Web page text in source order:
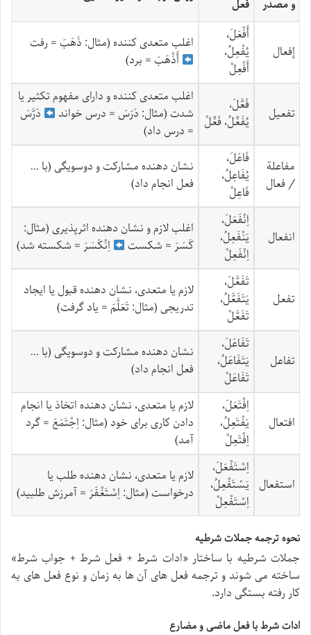
و مصدر فعل
إفعال
أَفْعَلَ،
یُفْعِلُ،
أَفْعِلْ
اغلب متعدی کننده (مثال: ذَهَبَ = رفت
أَذْهَبَ = برد)
تفعیل
فَعَّلَ،
یُفَعِّلُ، فَعِّلْ
اغلب متعدی کننده و دارای مفهوم تکثیر یا
شدت (مثال: دَرَسَ = درس خواند
دَرَّسَ
= درس داد)
مفاعلة
/ فعال
فَاعَلَ،
یُفَاعِلُ،
فَاعِلْ
نشان دهنده مشارکت و دوسویگی (با …
فعل انجام داد)
انفعال
اِنْفَعَلَ،
یَنْفَعِلُ،
اِنْفَعِلْ
اغلب لازم و نشان دهنده اثرپذیری (مثال:
کَسَرَ = شکست
اِنْکَسَرَ = شکسته شد)
تفعل
تَفَعَّلَ،
یَتَفَعَّلُ،
تَفَعَّلْ
لازم یا متعدی، نشان دهنده قبول یا ایجاد
تدریجی (مثال: تَعَلَّمَ = یاد گرفت)
تفاعل
تَفَاعَلَ،
یَتَفَاعَلُ،
تَفَاعَلْ
نشان دهنده مشارکت و دوسویگی (با …
فعل انجام داد)
افتعال
اِفْتَعَلَ،
یَفْتَعِلُ،
اِفْتَعِلْ
لازم یا متعدی، نشان دهنده اتخاذ یا انجام
دادن کاری برای خود (مثال: اِجْتَمَعَ = گرد
آمد)
استفعال
اِسْتَفْعَلَ،
یَسْتَفْعِلُ،
اِسْتَفْعِلْ
لازم یا متعدی، نشان دهنده طلب یا
درخواست (مثال: اِسْتَغْفَرَ = آمرزش طلبید)
نحوه ترجمه جملات شرطیه
جملات شرطیه با ساختار «ادات شرط + فعل شرط + جواب شرط»
ساخته می شوند و ترجمه فعل های آن ها به زمان و نوع فعل های به
کار رفته بستگی دارد.
ادات شرط با فعل ماضی و مضارع